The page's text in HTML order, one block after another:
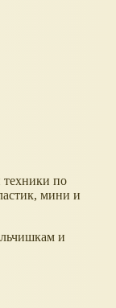
техники по
мини и
и